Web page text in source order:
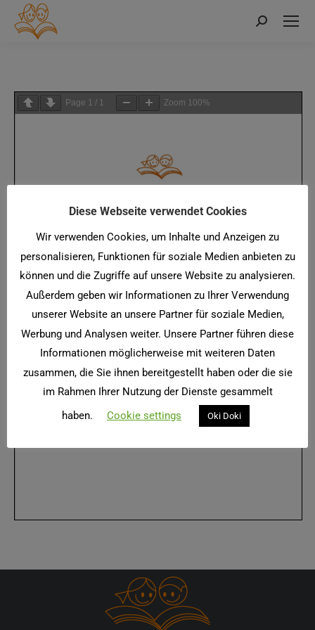
Search:
Page 1 / 1 Zoom 100%
Diese Webseite verwendet Cookies
Wir verwenden Cookies, um Inhalte und Anzeigen zu
personalisieren, Funktionen für soziale Medien anbieten zu
können und die Zugriffe auf unsere Website zu analysieren.
Außerdem geben wir Informationen zu Ihrer Verwendung
unserer Website an unsere Partner für soziale Medien,
Werbung und Analysen weiter. Unsere Partner führen diese
Informationen möglicherweise mit weiteren Daten
zusammen, die Sie ihnen bereitgestellt haben oder die sie
im Rahmen Ihrer Nutzung der Dienste gesammelt
haben.
Cookie settings Oki Doki